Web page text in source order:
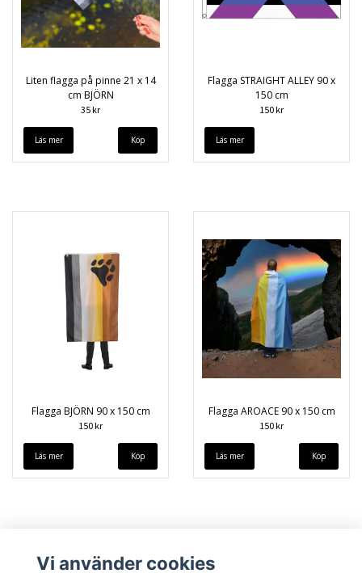
Liten flagga på pinne 21 x 14
cm BJÖRN
35 kr
Läs mer
Flagga STRAIGHT ALLEY 90 x
150 cm
150 kr
Läs mer
Flagga BJÖRN 90 x 150 cm
150 kr
Läs mer
Flagga AROACE 90 x 150 cm
150 kr
Läs mer
Vi använder cookies